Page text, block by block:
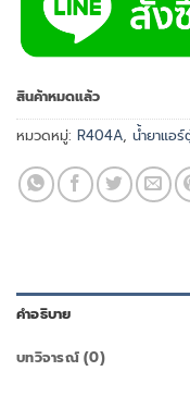
สินค้าหมดแล้ว
หมวดหมู่: R404A, น้ำยาแอร์
คำอธิบาย
บทวิจารณ์ (0)